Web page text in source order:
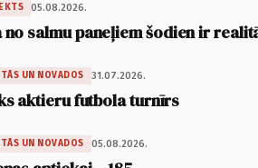
05.08.2026.
no salmu paneļiem šodien ir
UN NOVADOS 31.07.2026.
aktieru futbola turnīrs
UN NOVADOS 05.08.2026.